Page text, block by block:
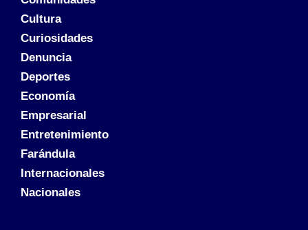
Cultura
Curiosidades
Denuncia
Deportes
Economía
Empresarial
Entretenimiento
Farándula
Internacionales
Nacionales